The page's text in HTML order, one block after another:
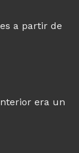
a partir de
era un